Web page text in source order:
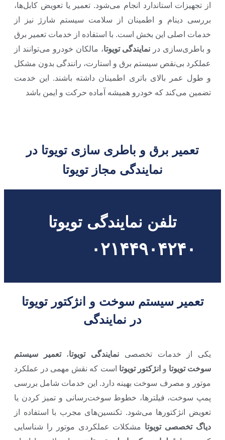
تعمیر برق و باطری سازی تویوتا در
نمایندگی مجاز تویوتا
از تجهیزات استاندارد انجام می‌شود. تعمیر یا تعویض کابل‌ها،
بررسی دینام و اطمینان از سلامت سیستم شارژ نیز از
خدمات اصلی این بخش است. با استفاده از خدمات تعمیر برق
و باطری‌سازی در نمایندگی تویوتا، مالکان خودرو می‌توانند از
عملکرد بی‌نقص سیستم برق و استارت، رانندگی بدون مشکل
و طول عمر بالای باتری اطمینان داشته باشند. این خدمت
تضمین می‌کند که خودرو همیشه آماده حرکت و ایمن باشد
تلفن نمایندگی تویوتا
۰۲۱۴۴۹۰۴۲۴۰
تعمیر سیستم سوخت و انژکتور تویوتا
در نمایندگی
یکی از خدمات تخصصی نمایندگی تویوتا،تعمیر سیستم
سوخت تویوتا و انژکتور تویوتا است که نقش مهمی در عملکرد
موتور و مصرف سوخت بهینه دارد. این خدمات شامل بررسی
پمپ سوخت، فیلترها، خطوط سوخت‌رسانی و تمیز کردن یا
تعویض انژکتورها می‌شود. تکنسین‌های مجرب با استفاده از
دیاگ تخصصی تویوتا مشکلات عملکردی موتور را شناسایی